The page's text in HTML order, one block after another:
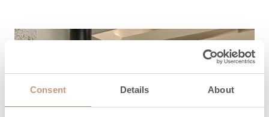
Consent Details About